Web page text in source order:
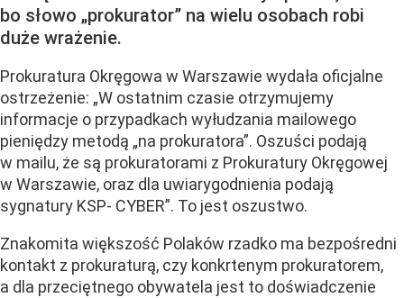
bo słowo „prokurator” na wielu osobach robi
duże wrażenie.
Prokuratura Okręgowa w Warszawie wydała oficjalne
ostrzeżenie: „W ostatnim czasie otrzymujemy
informacje o przypadkach wyłudzania mailowego
pieniędzy metodą „na prokuratora”. Oszuści podają
w mailu, że są prokuratorami z Prokuratury Okręgowej
w Warszawie, oraz dla uwiarygodnienia podają
sygnatury KSP- CYBER”. To jest oszustwo.
Znakomita większość Polaków rzadko ma bezpośredni
kontakt z prokuraturą, czy konkrtenym prokuratorem,
a dla przeciętnego obywatela jest to doświadczenie